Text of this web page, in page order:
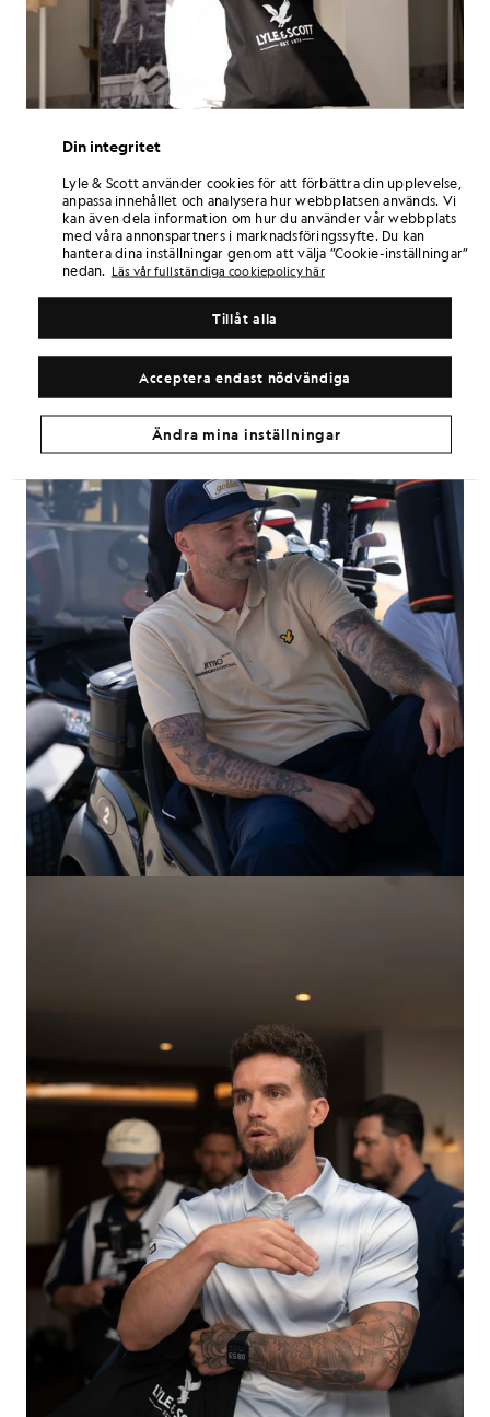
Din integritet
Lyle & Scott använder cookies för att förbättra din upplevelse,
anpassa innehållet och analysera hur webbplatsen används. Vi
kan även dela information om hur du använder vår webbplats
med våra annonspartners i marknadsföringssyfte. Du kan
hantera dina inställningar genom att välja ”Cookie-inställningar”
nedan.
Läs vår fullständiga cookiepolicy här
Acceptera endast nödvändiga
Tillåt alla
Ändra mina inställningar